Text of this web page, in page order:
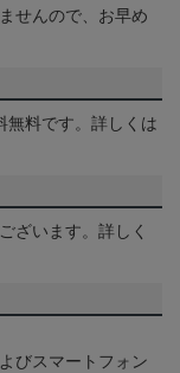
せんので、お早め
無料です。詳しくは
ざいます。詳しく
びスマートフォン